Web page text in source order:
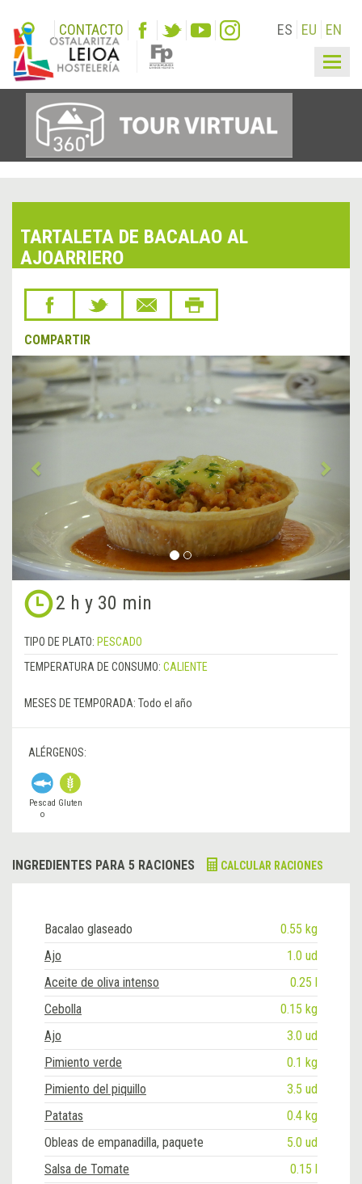
CONTACTO ES EU EN
TARTALETA DE BACALAO AL
AJOARRIERO
COMPARTIR
&lsaquo;
Anterior
2 h y 30 min
TIPO DE PLATO: PESCADO
TEMPERATURA DE CONSUMO: CALIENTE
MESES DE TEMPORADA: Todo el año
ALÉRGENOS:
Pescad
o
Gluten
INGREDIENTES PARA 5 RACIONES CALCULAR RACIONES
Bacalao glaseado
0.55 kg
Ajo
1.0 ud
Aceite de oliva intenso
0.25 l
Cebolla
0.15 kg
Ajo
3.0 ud
Pimiento verde
0.1 kg
Pimiento del piquillo
3.5 ud
Patatas
0.4 kg
Obleas de empanadilla, paquete
5.0 ud
Salsa de Tomate
0.15 l